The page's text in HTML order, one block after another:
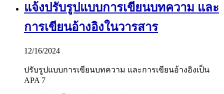
แจ้งปรับรูปแบบการเขียนบทความ และ
การเขียนอ้างอิงในวารสาร
12/16/2024
ปรับรูปแบบการเขียนบทความ และการเขียนอ้างอิงเป็น
APA 7